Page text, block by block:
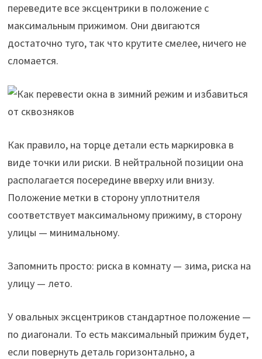
переведите все эксцентрики в положение с
максимальным прижимом. Они двигаются
достаточно туго, так что крутите смелее, ничего не
сломается.
Как правило, на торце детали есть маркировка в
виде точки или риски. В нейтральной позиции она
располагается посередине вверху или внизу.
Положение метки в сторону уплотнителя
соответствует максимальному прижиму, в сторону
улицы — минимальному.
Запомнить просто: риска в комнату — зима, риска на
улицу — лето.
У овальных эксцентриков стандартное положение —
по диагонали. То есть максимальный прижим будет,
если повернуть деталь горизонтально, а